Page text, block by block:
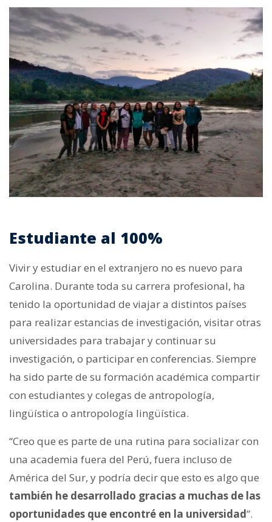
Estudiante al 100%
Vivir y estudiar en el extranjero no es nuevo para
Carolina. Durante toda su carrera profesional, ha
tenido la oportunidad de viajar a distintos países
para realizar estancias de investigación, visitar otras
universidades para trabajar y continuar su
investigación, o participar en conferencias. Siempre
ha sido parte de su formación académica compartir
con estudiantes y colegas de antropología,
lingüística o antropología lingüística.
“Creo que es parte de una rutina para socializar con
una academia fuera del Perú, fuera incluso de
América del Sur, y podría decir que esto es algo que
también he desarrollado gracias a muchas de las
oportunidades que encontré en la universidad”.